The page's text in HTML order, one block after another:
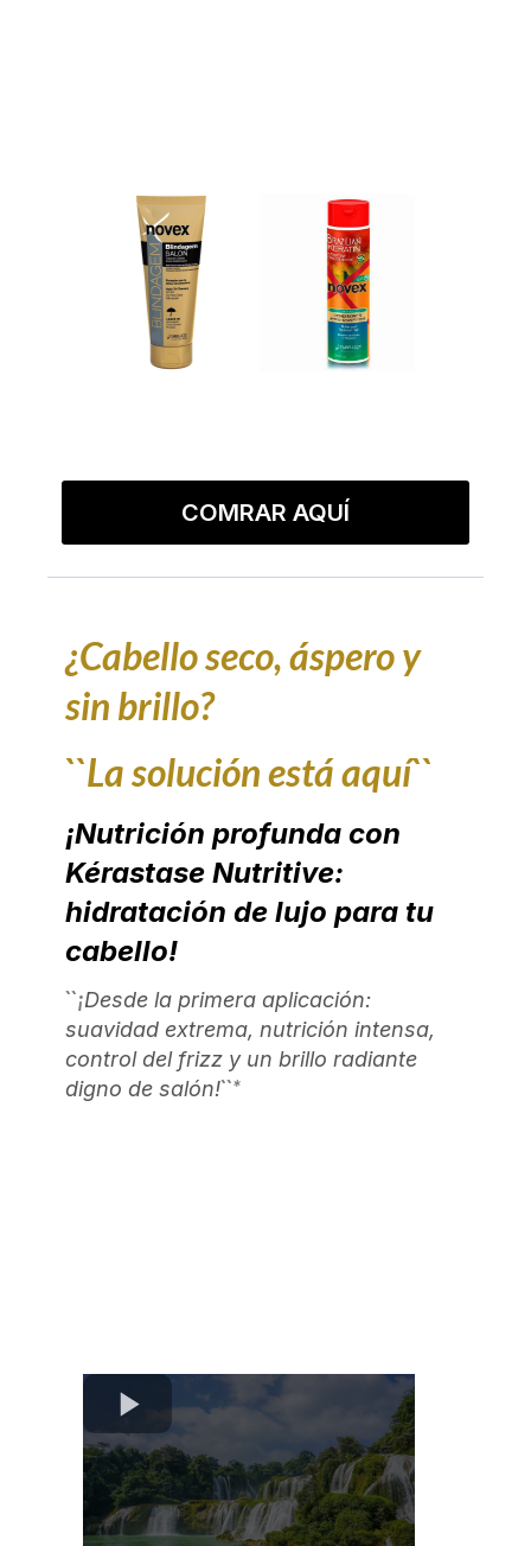
COMRAR AQUÍ
¿Cabello seco, áspero y
sin brillo?
``La solución está aquí``
¡Nutrición profunda con
Kérastase Nutritive:
hidratación de lujo para tu
cabello!
``¡Desde la primera aplicación:
suavidad extrema, nutrición intensa,
control del frizz y un brillo radiante
digno de salón!``*